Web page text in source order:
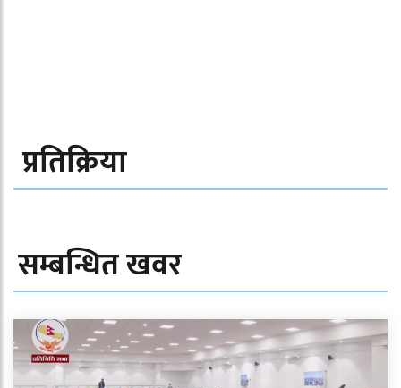
प्रतिक्रिया
सम्बन्धित खवर